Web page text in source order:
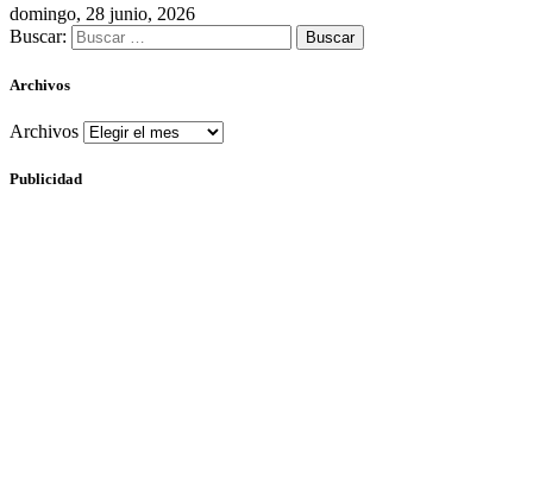
domingo, 28 junio, 2026
Buscar:
Archivos
Archivos
Publicidad